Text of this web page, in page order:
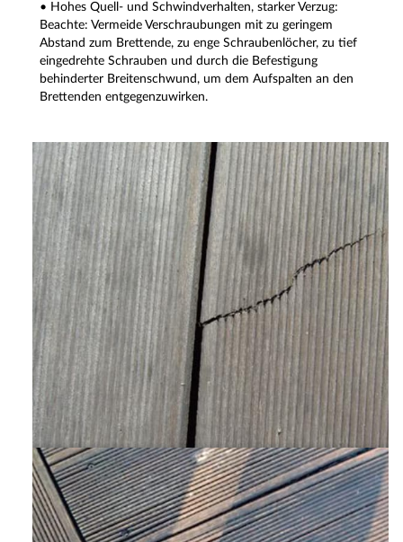
• Hohes Quell- und Schwindverhalten, starker Verzug:
Beachte: Vermeide Verschraubungen mit zu geringem
Abstand zum Brettende, zu enge Schraubenlöcher, zu tief
eingedrehte Schrauben und durch die Befestigung
behinderter Breitenschwund, um dem Aufspalten an den
Brettenden entgegenzuwirken.